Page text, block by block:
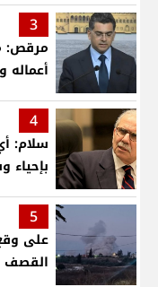
3
مرقص:
4
سلام:
5
على
القصف